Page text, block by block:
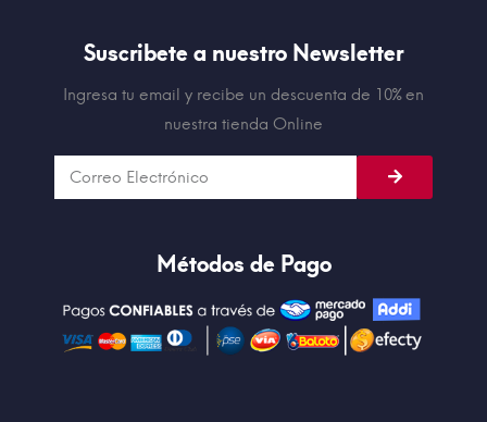
Suscribete a nuestro Newsletter
Ingresa tu email y recibe un descuenta de 10% en
nuestra tienda Online
Métodos de Pago